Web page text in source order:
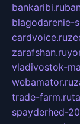
bankaribi.ru
blagodarenie-
cardvoice.ru
zarafshan.ru
vladivostok-
webamator.ru
trade-farm.ru
spayderhed-